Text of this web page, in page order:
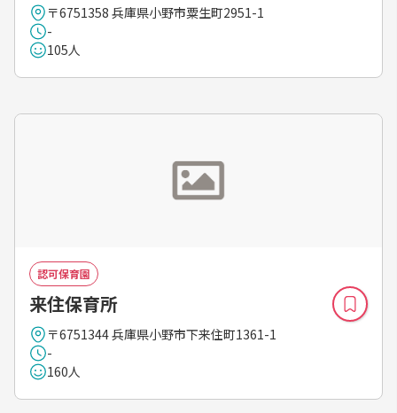
〒6751358 兵庫県小野市粟生町2951-1
-
105人
認可保育園
来住保育所
〒6751344 兵庫県小野市下来住町1361-1
-
160人